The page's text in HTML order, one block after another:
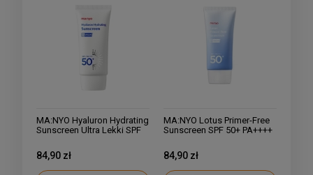
MA:NYO Hyaluron Hydrating
Sunscreen Ultra Lekki SPF
84,90 zł
MA:NYO Lotus Primer-Free
Sunscreen SPF 50+ PA++++
Zwężający Pory 50ml
84,90 zł